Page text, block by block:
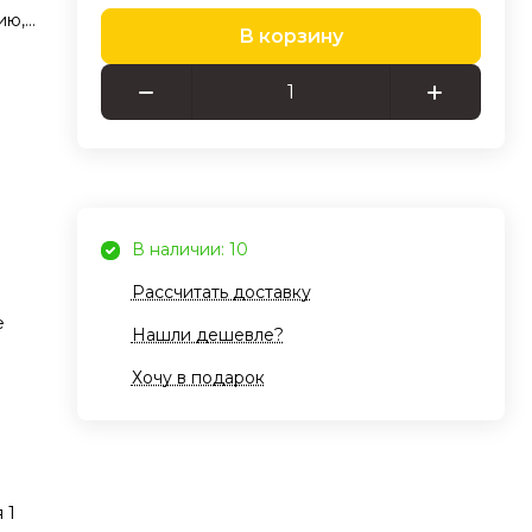
В корзину
В наличии: 10
Рассчитать доставку
Нашли дешевле?
Хочу в подарок